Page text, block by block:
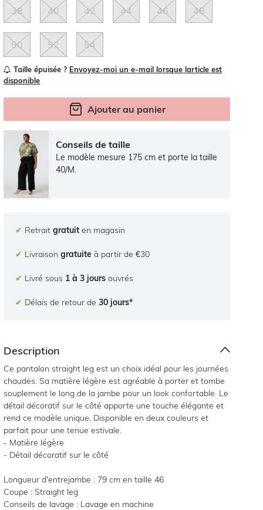
38 40 42 44 46 48
50 52 54
Taille épuisée ? Envoyez-moi un e-mail lorsque larticle est
disponible
Ajouter au panier
Conseils de taille
Le modèle mesure 175 cm et porte la taille
40/M.
✔ Retraitgratuit en magasin
✔ Livraisongratuite à partir de €30
✔ Livré sous 1 à 3 jours ouvrés
✔ Délais de retour de30 jours*
Description
Ce pantalon straight leg est un choix idéal pour les journées
chaudes. Sa matière légère est agréable à porter et tombe
souplement le long de la jambe pour un look confortable. Le
détail décoratif sur le côté apporte une touche élégante et
rend ce modèle unique. Disponible en deux couleurs et
parfait pour une tenue estivale.
- Matière légère
- Détail décoratif sur le côté
Longueur d’entrejambe : 79 cm en taille 46
Coupe : Straight leg
Conseils de lavage : Lavage en machine